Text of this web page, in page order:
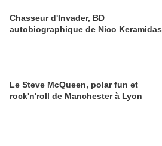
Chasseur d'Invader, BD
autobiographique de Nico Keramidas
Le Steve McQueen, polar fun et
rock'n'roll de Manchester à Lyon